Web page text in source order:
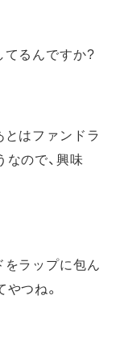
てるんですか?
はファンドラ
ので、興味
ラップに包ん
つね。